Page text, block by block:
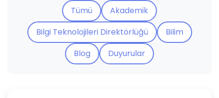
Tümü
Akademik
Bilgi Teknolojileri Direktörlüğü
Bilim
Blog
Duyurular